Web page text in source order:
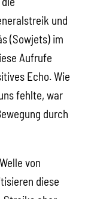
und
(Sowjets) im
Aufrufe
Echo. Wie
fehlte, war
durch
von
diese